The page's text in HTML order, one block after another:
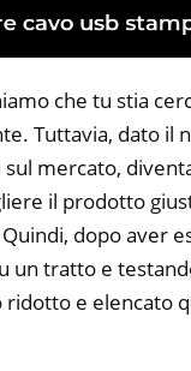
che tu stia
Tuttavia, dato il
mercato,
il prodotto
dopo aver
un tratto e
ridotto e elencato